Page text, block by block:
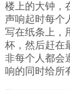
楼上的大钟，
声响起时每个
写在纸条上，
杯，然后赶在
非每个人都会
响的同时给所